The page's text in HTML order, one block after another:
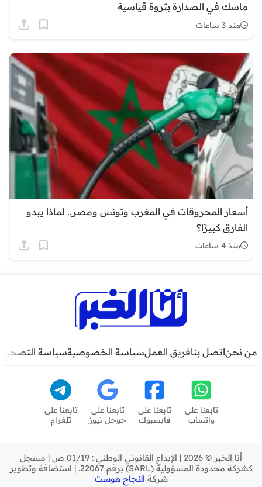
ماسك في الصدارة بثروة قياسية
منذ 3 ساعات
أسعار المحروقات في المغرب وتونس ومصر.. لماذا يبدو
الفارق كبيرًا؟
منذ 4 ساعات
من نحناتصل بنافريق العملسياسة الخصوصيةسياسة التصحيح
تابعنا على
واتساب
تابعنا على
فايسبوك
تابعنا على
جوجل نيوز
تابعنا على
تلغرام
أنا الخبر © 2026 | الإيداع القانوني الوطني : 01/19 ص | مسجل
كشركة محدودة المسؤولية (SARL) برقم 22067. | استضافة وتطوير
شركة النجاح هوست